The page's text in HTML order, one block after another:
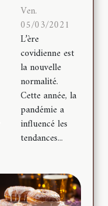
Ven.
05/03/2021
L’ère
covidienne est
la nouvelle
normalité.
Cette année, la
pandémie a
influencé les
tendances...